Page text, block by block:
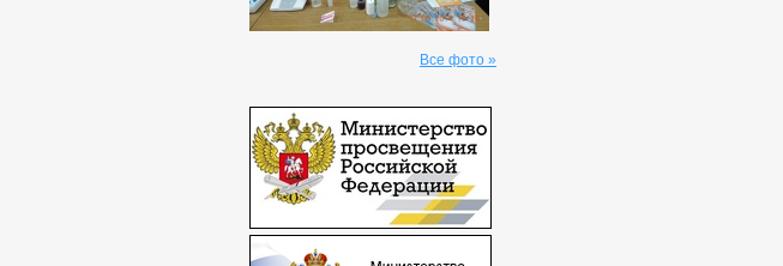
Все фото »